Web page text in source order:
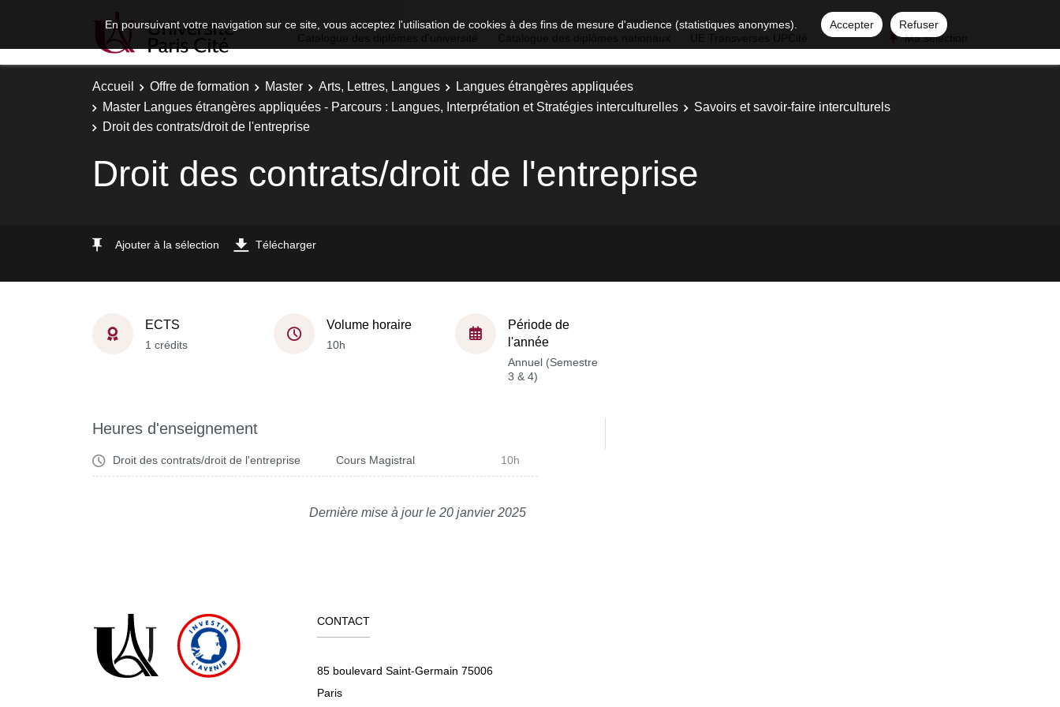
En poursuivant votre navigation sur ce site, vous acceptez l'utilisation de cookies à des fins de mesure d'audience (statistiques anonymes). Accepter
Refuser
Ma sélection
Accueil Offre de formation Master Arts, Lettres, Langues
Langues étrangères appliquées
Master Langues étrangères appliquées - Parcours : Langues, Interprétation et Stratégies interculturelles
Savoirs et savoir-faire interculturels
Droit des contrats/droit de l'entreprise
Droit des contrats/droit de l'entreprise
Ajouter à la sélection Télécharger
ECTS
1 crédits
Volume horaire
10h
Période de
l'année
Annuel (Semestre
3 & 4)
Heures d'enseignement
Droit des contrats/droit de l'entreprise Cours Magistral 10h
Dernière mise à jour le 20 janvier 2025
CONTACT
85 boulevard Saint-Germain 75006
Paris